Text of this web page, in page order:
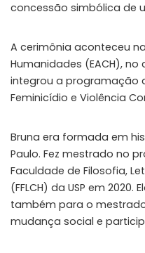
concessão simbólica de
A cerimônia aconteceu
Humanidades (EACH),
integrou a programação
Feminicídio e Violência
Bruna era formada em
Paulo. Fez mestrado no
Faculdade de Filosofia,
(FFLCH) da USP em
também para o
mudança social e